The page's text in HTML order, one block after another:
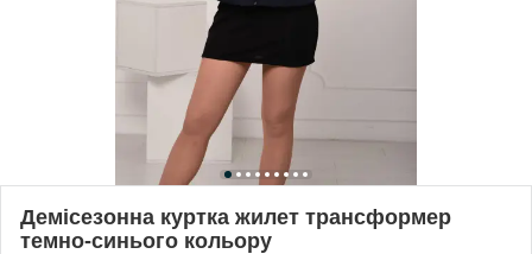
Демісезонна куртка жилет трансформер
темно-синього кольору